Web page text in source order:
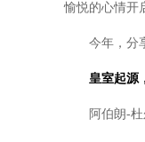
愉悦的心情开
今年，分
皇室起源
阿伯朗-